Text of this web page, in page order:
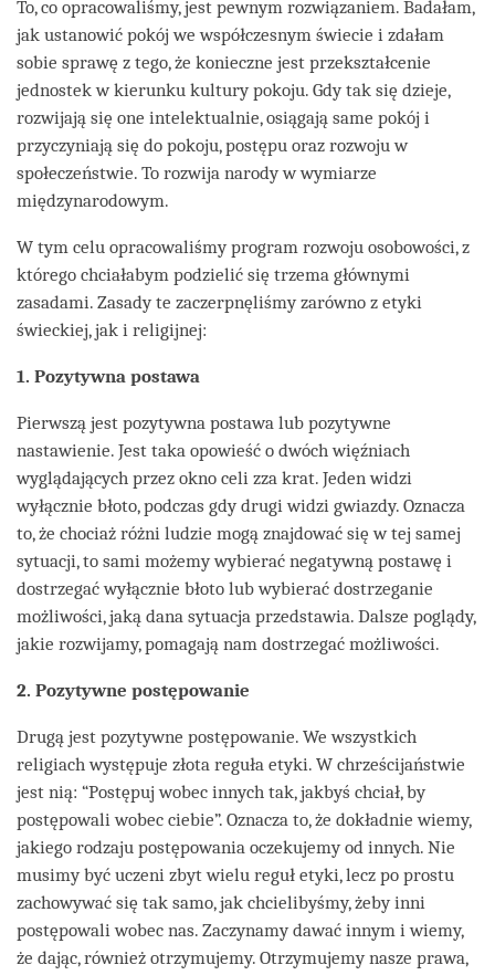
To, co opracowaliśmy, jest pewnym rozwiązaniem. Badałam,
jak ustanowić pokój we współczesnym świecie i zdałam
sobie sprawę z tego, że konieczne jest przekształcenie
jednostek w kierunku kultury pokoju. Gdy tak się dzieje,
rozwijają się one intelektualnie, osiągają same pokój i
przyczyniają się do pokoju, postępu oraz rozwoju w
społeczeństwie. To rozwija narody w wymiarze
międzynarodowym.
W tym celu opracowaliśmy program rozwoju osobowości, z
którego chciałabym podzielić się trzema głównymi
zasadami. Zasady te zaczerpnęliśmy zarówno z etyki
świeckiej, jak i religijnej:
1. Pozytywna postawa
Pierwszą jest pozytywna postawa lub pozytywne
nastawienie. Jest taka opowieść o dwóch więźniach
wyglądających przez okno celi zza krat. Jeden widzi
wyłącznie błoto, podczas gdy drugi widzi gwiazdy. Oznacza
to, że chociaż różni ludzie mogą znajdować się w tej samej
sytuacji, to sami możemy wybierać negatywną postawę i
dostrzegać wyłącznie błoto lub wybierać dostrzeganie
możliwości, jaką dana sytuacja przedstawia. Dalsze poglądy,
jakie rozwijamy, pomagają nam dostrzegać możliwości.
2. Pozytywne postępowanie
Drugą jest pozytywne postępowanie. We wszystkich
religiach występuje złota reguła etyki. W chrześcijaństwie
jest nią: “Postępuj wobec innych tak, jakbyś chciał, by
postępowali wobec ciebie”. Oznacza to, że dokładnie wiemy,
jakiego rodzaju postępowania oczekujemy od innych. Nie
musimy być uczeni zbyt wielu reguł etyki, lecz po prostu
zachowywać się tak samo, jak chcielibyśmy, żeby inni
postępowali wobec nas. Zaczynamy dawać innym i wiemy,
że dając, również otrzymujemy. Otrzymujemy nasze prawa,